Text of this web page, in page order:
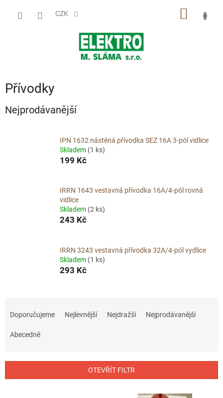
CZK
Přívodky
Nejprodávanější
IPN 1632 nástěná přívodka SEZ 16A 3-pól vidlice
Skladem (1 ks)
199 Kč
IRRN 1643 vestavná přívodka 16A/4-pól rovná
vidlice
Skladem (2 ks)
243 Kč
IRRN 3243 vestavná přívodka 32A/4-pól vydlice
Skladem (1 ks)
293 Kč
r
Doporučujeme Nejlevnější Nejdražší Nejprodávanější
Abecedně
OTEVŘÍT FILTR